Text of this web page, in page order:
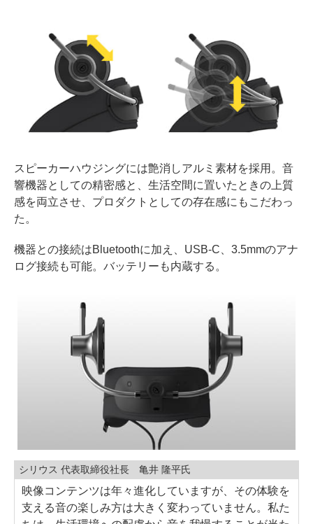
スピーカーハウジングには艶消しアルミ素材を採用。音
響機器としての精密感と、生活空間に置いたときの上質
感を両立させ、プロダクトとしての存在感にもこだわっ
た。
機器との接続はBluetoothに加え、USB-C、3.5mmのアナ
ログ接続も可能。バッテリーも内蔵する。
シリウス 代表取締役社長 亀井 隆平氏
映像コンテンツは年々進化していますが、その体験を
支える音の楽しみ方は大きく変わっていません。私た